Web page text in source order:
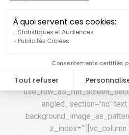
[/vc_column_text][/
[/vc_column][/
angled_section="no"
z_index=""][vc_column